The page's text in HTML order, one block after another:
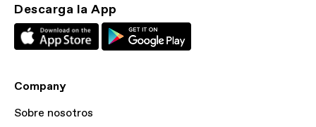
Descarga la App
Company
Sobre nosotros